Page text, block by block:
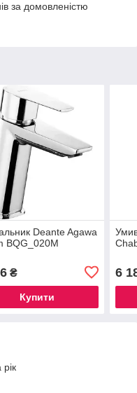
за домовленістю
Deante Agawa
BQG_020M
₴
Купити
6